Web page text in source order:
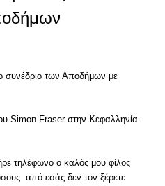
συνέδριο των Αποδήμων με
Simon Fraser στην Κεφαλληνία-
τηλέφωνο ο καλός μου φίλος
από εσάς δεν τον ξέρετε